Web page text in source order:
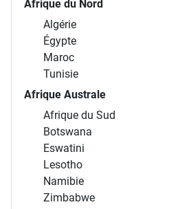
AFRIQUE
Afrique du Nord
Algérie
Égypte
Maroc
Tunisie
Afrique Australe
Afrique du Sud
Botswana
Eswatini